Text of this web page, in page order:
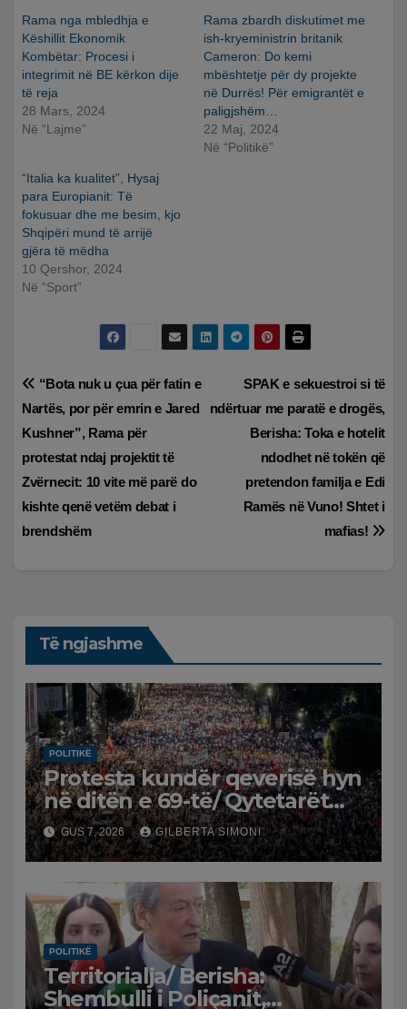
Rama nga mbledhja e
Këshillit Ekonomik
Kombëtar: Procesi i
integrimit në BE kërkon dije
të reja
28 Mars, 2024
Në “Lajme”
Rama zbardh diskutimet me
ish-kryeministrin britanik
Cameron: Do kemi
mbështetje për dy projekte
në Durrës! Për emigrantët e
paligjshëm…
22 Maj, 2024
Në “Politikë”
“Italia ka kualitet”, Hysaj
para Europianit: Të
fokusuar dhe me besim, kjo
Shqipëri mund të arrijë
gjëra të mëdha
10 Qershor, 2024
Në “Sport”
Lëvizje
te
postimet
SPAK e sekuestroi si të
ndërtuar me paratë e drogës,
Berisha: Toka e hotelit
ndodhet në tokën që
pretendon familja e Edi
Ramës në Vuno! Shtet i
mafias!
“Bota nuk u çua për fatin e
Nartës, por për emrin e Jared
Kushner”, Rama për
protestat ndaj projektit të
Zvërnecit: 10 vite më parë do
kishte qenë vetëm debat i
brendshëm
Të ngjashme
POLITIKË
Protesta kundër qeverisë hyn
në ditën e 69-të/ Qytetarët
kërkojnë dorëheqjen e
panegociueshme të Edi
Ramës
GUS 7, 2026 GILBERTA SIMONI
POLITIKË
Territorialja/ Berisha:
Shembulli i Poliçanit,